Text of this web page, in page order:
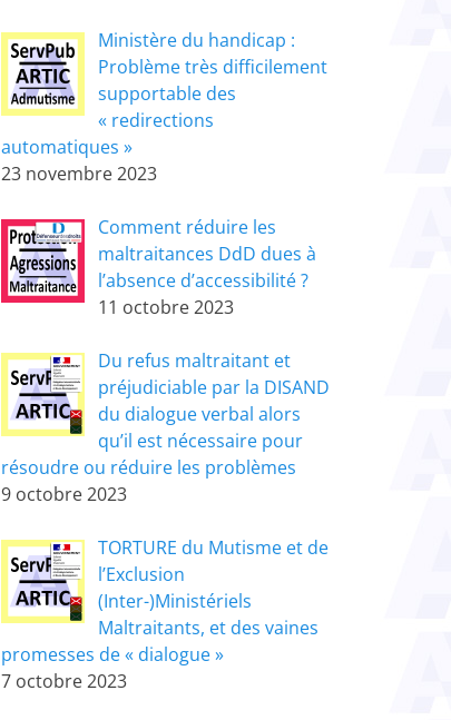
Ministère du handicap :
Problème très difficilement
supportable des
« redirections
automatiques »
23 novembre 2023
Comment réduire les
maltraitances DdD dues à
l’absence d’accessibilité ?
11 octobre 2023
Du refus maltraitant et
préjudiciable par la DISAND
du dialogue verbal alors
qu’il est nécessaire pour
résoudre ou réduire les problèmes
9 octobre 2023
TORTURE du Mutisme et de
l’Exclusion
(Inter-)Ministériels
Maltraitants, et des vaines
promesses de « dialogue »
7 octobre 2023